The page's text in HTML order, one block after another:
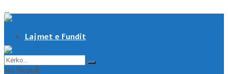
Lajmet e Fundit
Shqipëri
Rajoni & Bota
No Result